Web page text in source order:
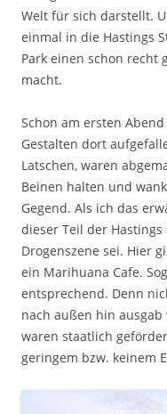
Welt für sich darstellt.
einmal in die Hastings
Park einen schon recht
macht.
Schon am ersten
Gestalten dort
Latschen, waren
Beinen halten und
Gegend. Als ich das
dieser Teil der
Drogenszene sei. Hier
ein Marihuana Cafe.
entsprechend. Denn
nach außen hin
waren staatlich
geringem bzw. keinem